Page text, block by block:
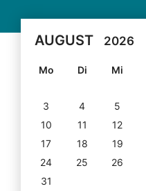
AUGUST 2026
Mo Di Mi
3
4 5
10
11 12
17
18 19
24
25 26
31